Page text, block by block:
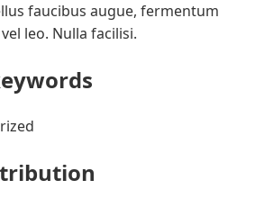
faucibus augue, fermentum
leo. Nulla facilisi.